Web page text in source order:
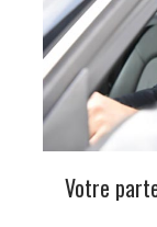
Votre